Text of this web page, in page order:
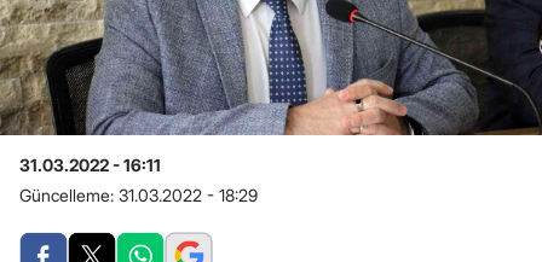
31.03.2022 - 16:11
Güncelleme: 31.03.2022 - 18:29